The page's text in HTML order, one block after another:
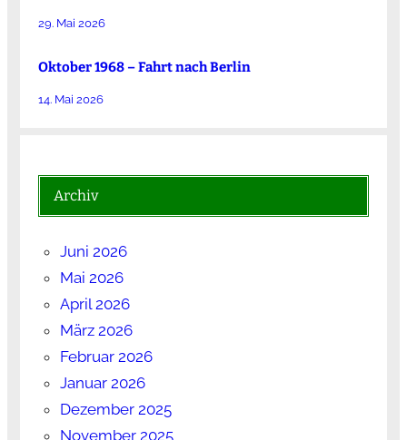
29. Mai 2026
Oktober 1968 – Fahrt nach Berlin
14. Mai 2026
Archiv
Juni 2026
Mai 2026
April 2026
März 2026
Februar 2026
Januar 2026
Dezember 2025
November 2025